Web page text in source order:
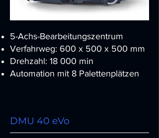
5-Achs-Bearbeitungszentrum
Verfahrweg: 600 x 500 x 500 mm
Drehzahl: 18 000 min
Automation mit 8 Palettenplätzen
DMU 40 eVo